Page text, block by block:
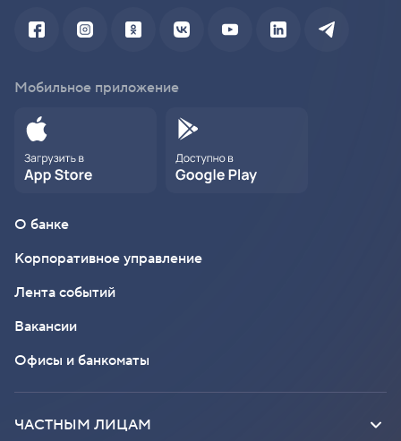
Мобильное приложение
О банке
Корпоративное управление
Лента событий
Вакансии
Офисы и банкоматы
ЧАСТНЫМ ЛИЦАМ